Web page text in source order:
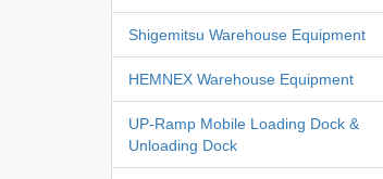
Shigemitsu Warehouse Equipment
HEMNEX Warehouse Equipment
UP-Ramp Mobile Loading Dock &
Unloading Dock